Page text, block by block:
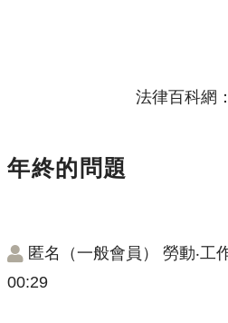
法律百科網
年終的問題
匿名（一般會員） 勞動‧工
00:29